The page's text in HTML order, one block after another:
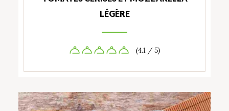
LÉGÈRE
(4.1 / 5)